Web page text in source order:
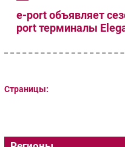
e-port объявляет
port терминалы
Страницы: